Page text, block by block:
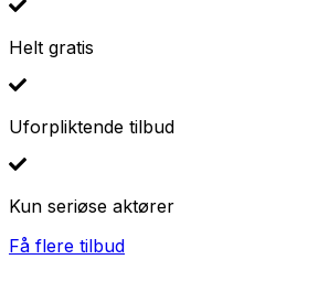
Helt gratis
Uforpliktende tilbud
Kun seriøse aktører
Få flere tilbud